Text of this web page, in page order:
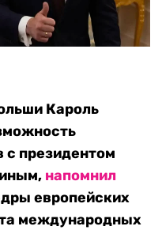
Кароль
с президентом
напомнил
европейских
международных